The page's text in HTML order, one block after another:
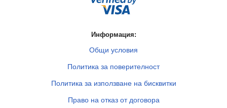
Информация:
Общи условия
Политика за поверителност
Политика за използване на бисквитки
Право на отказ от договора